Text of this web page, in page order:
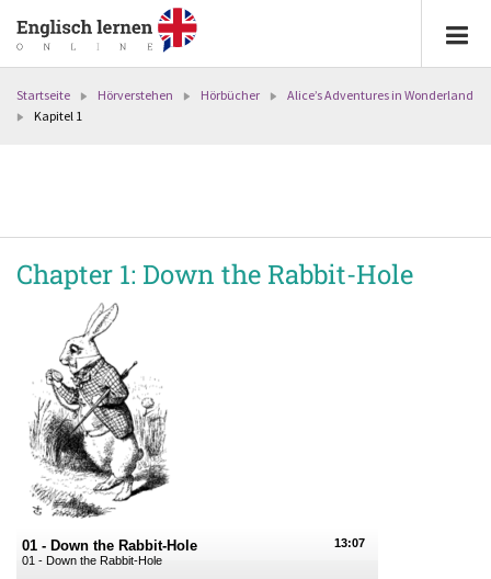
Startseite Hörverstehen Hörbücher
Alice’s Adventures in Wonderland
Kapitel 1
Chapter 1: Down the Rabbit-Hole
13:07
01 - Down the Rabbit-Hole
01 - Down the Rabbit-Hole